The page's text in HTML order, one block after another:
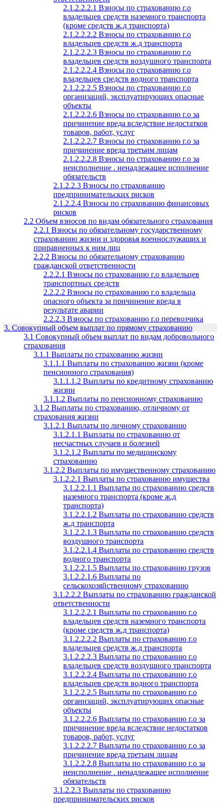
2.1.2.2.2.1 Взносы по страхованию г.о
владельцев средств наземного транспорта
(кроме средств ж.д транспорта)
2.1.2.2.2.2 Взносы по страхованию г.о
владельцев средств ж.д транспорта
2.1.2.2.2.3 Взносы по страхованию г.о
владельцев средств воздушного транспорта
2.1.2.2.2.4 Взносы по страхованию г.о
владельцев средств водного транспорта
2.1.2.2.2.5 Взносы по страхованию г.о
организаций, эксплуатирующих опасные
объекты
2.1.2.2.2.6 Взносы по страхованию г.о за
причинение вреда вследствие недостатков
товаров, работ, услуг
2.1.2.2.2.7 Взносы по страхованию г.о за
причинение вреда третьим лицам
2.1.2.2.2.8 Взносы по страхованию г.о за
неисполнение . ненадлежащее исполнение
обязательств
2.1.2.2.3 Взносы по страхованию
предпринимательских рисков
2.1.2.2.4 Взносы по страхованию финансовых
рисков
2.2 Объем взносов по видам обязательного страхования
2.2.1 Взносы по обязательному государственному
страхованию жизни и здоровья военнослужащих и
приравненных к ним лиц
2.2.2 Взносы по обязательному страхованию
гражданской ответственности
2.2.2.1 Взносы по страхованию г.о владельцев
транспортных средств
2.2.2.2 Взносы по страхованию г.о владельца
опасного объекта за причинение вреда в
результате аварии
2.2.2.3 Взносы по страхованию г.о перевозчика
3. Совокупный объем выплат по прямому страхованию
3.1 Совокупный объем выплат по видам добровольного
страхования
3.1.1 Выплаты по страхованию жизни
3.1.1.1 Выплаты по страхованию жизни (кроме
пенсионного страхования)
3.1.1.1.2 Выплаты по кредитному страхованию
жизни
3.1.1.2 Выплаты по пенсионному страхованию
3.1.2 Выплаты по страхованию, отличному от
страхования жизни
3.1.2.1 Выплаты по личному страхованию
3.1.2.1.1 Выплаты по страхованию от
несчастных случаев и болезней
3.1.2.1.2 Выплаты по медицинскому
страхованию
3.1.2.2 Выплаты по имущественному страхованию
3.1.2.2.1 Выплаты по страхованию имущества
3.1.2.2.1.1 Выплаты по страхованию средств
наземного транспорта (кроме ж.д
транспорта)
3.1.2.2.1.2 Выплаты по страхованию средств
ж.д транспорта
3.1.2.2.1.3 Выплаты по страхованию средств
воздушного транспорта
3.1.2.2.1.4 Выплаты по страхованию средств
водного транспорта
3.1.2.2.1.5 Выплаты по страхованию грузов
3.1.2.2.1.6 Выплаты по
сельскохозяйственному страхованию
3.1.2.2.2 Выплаты по страхованию гражданской
ответственности
3.1.2.2.2.1 Выплаты по страхованию г.о
владельцев средств наземного транспорта
(кроме средств ж.д транспорта)
3.1.2.2.2.2 Выплаты по страхованию г.о
владельцев средств ж.д транспорта
3.1.2.2.2.3 Выплаты по страхованию г.о
владельцев средств воздушного транспорта
3.1.2.2.2.4 Выплаты по страхованию г.о
владельцев средств водного транспорта
3.1.2.2.2.5 Выплаты по страхованию г.о
организаций, эксплуатирующих опасные
объекты
3.1.2.2.2.6 Выплаты по страхованию г.о за
причинение вреда вследствие недостатков
товаров, работ, услуг
3.1.2.2.2.7 Выплаты по страхованию г.о за
причинение вреда третьим лицам
3.1.2.2.2.8 Выплаты по страхованию г.о за
неисполнение . ненадлежащее исполнение
обязательств
3.1.2.2.3 Выплаты по страхованию
предпринимательских рисков